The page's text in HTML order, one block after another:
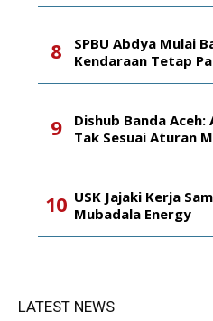
SPBU Abdya Mulai
Kendaraan Tetap
Dishub Banda
Tak Sesuai Aturan
USK Jajaki Kerja
Mubadala Energy
LATEST NEWS